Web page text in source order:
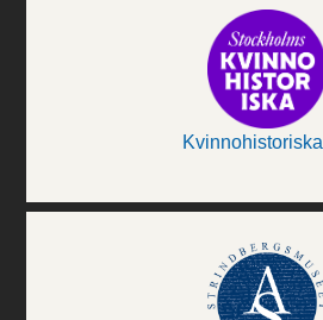
Kvinnohistoriska